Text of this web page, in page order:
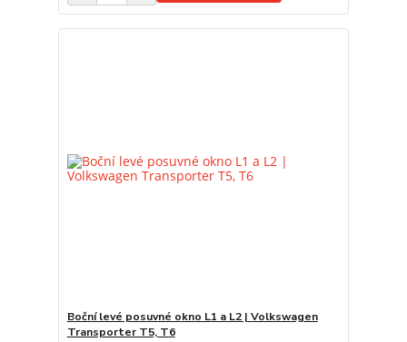
Boční levé posuvné okno L1 a L2 | Volkswagen
Transporter T5, T6